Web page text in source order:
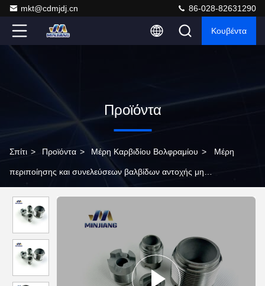
mkt@cdmjdj.cn 86-028-82631290
Κουβέντα
Προϊόντα
Σπίτι > Προϊόντα > Μέρη Καρβιδίου Βολφραμίου > Μέρη
περιποίησης και συνελεύσεων βαλβίδων αντοχής μη